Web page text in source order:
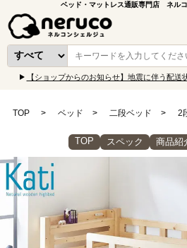
ベッド・マットレス通販専門店 ネル
【ショップからのお知らせ】地震に伴う配送
TOP ベッド 二段ベッド 2
TOP スペック 商品紹